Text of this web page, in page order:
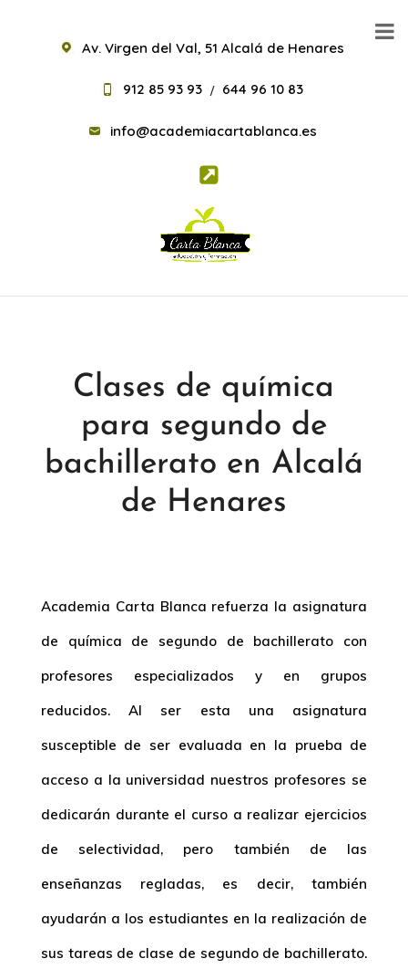
Av. Virgen del Val, 51 Alcalá de Henares
912 85 93 93 / 644 96 10 83
info@academiacartablanca.es
Clases de química
para segundo de
bachillerato en Alcalá
de Henares
Academia Carta Blanca refuerza la asignatura
de química de segundo de bachillerato con
profesores especializados y en grupos
reducidos. Al ser esta una asignatura
susceptible de ser evaluada en la prueba de
acceso a la universidad nuestros profesores se
dedicarán durante el curso a realizar ejercicios
de selectividad, pero también de las
enseñanzas regladas, es decir, también
ayudarán a los estudiantes en la realización de
sus tareas de clase de segundo de bachillerato.